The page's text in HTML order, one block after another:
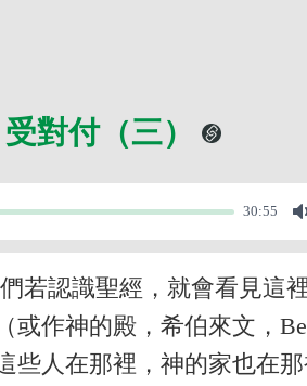
對付（三）
30:55
若認識聖經，就會看見這
作神的殿，希伯來文，
人在那裡，神的家也在